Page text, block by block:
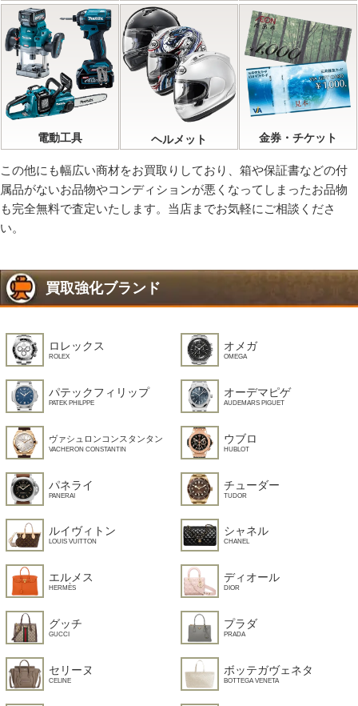
電動工具 ヘルメット 金券・チケット
この他にも幅広い商材をお買取りしており、箱や保証書などの付
属品がないお品物やコンディションが悪くなってしまったお品物
も完全無料で査定いたします。当店までお気軽にご相談くださ
い。
買取強化ブランド
ロレックス
ROLEX
オメガ
OMEGA
パテックフィリップ
PATEK PHILPPE
オーデマピゲ
AUDEMARS PIGUET
ヴァシュロンコンスタンタン
VACHERON CONSTANTIN
ウブロ
HUBLOT
パネライ
PANERAI
チューダー
TUDOR
ルイヴィトン
LOUIS VUITTON
シャネル
CHANEL
エルメス
HERMÈS
ディオール
DIOR
グッチ
GUCCI
プラダ
PRADA
セリーヌ
CELINE
ボッテガヴェネタ
BOTTEGA VENETA